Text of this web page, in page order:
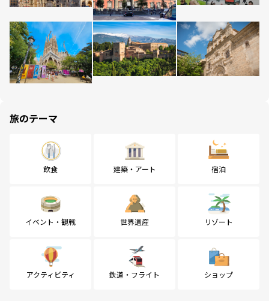
旅のテーマ
飲食 建築・アート 宿泊
イベント・観戦 世界遺産 リゾート
アクティビティ 鉄道・フライト ショップ